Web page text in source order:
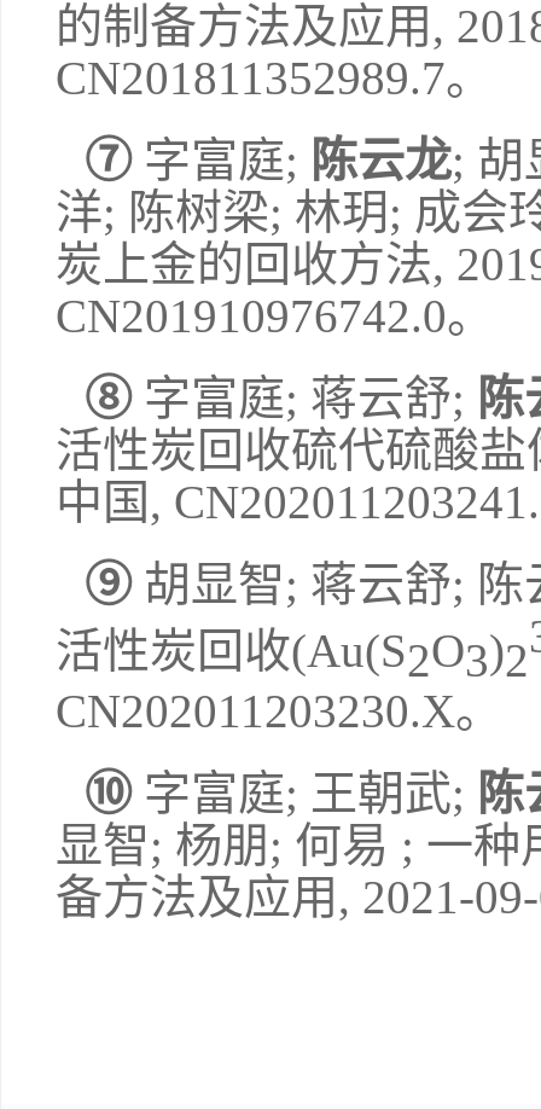
的制备方法及应用 ,
CN201811352989.7。
⑦ 字富庭; 陈云龙; 胡
洋; 陈树梁; 林玥; 成会
炭上金的回收方法,
CN201910976742.0。
⑧ 字富庭; 蒋云舒; 陈
活性炭回收硫代硫酸
中国,
⑨ 胡显智; 蒋云舒; 陈
活性炭回收(Au(S2O3)2
CN202011203230.X。
⑩ 字富庭; 王朝武; 陈
显智; 杨朋 ; 何易 ; 一种
备方法及应用 , 2021-